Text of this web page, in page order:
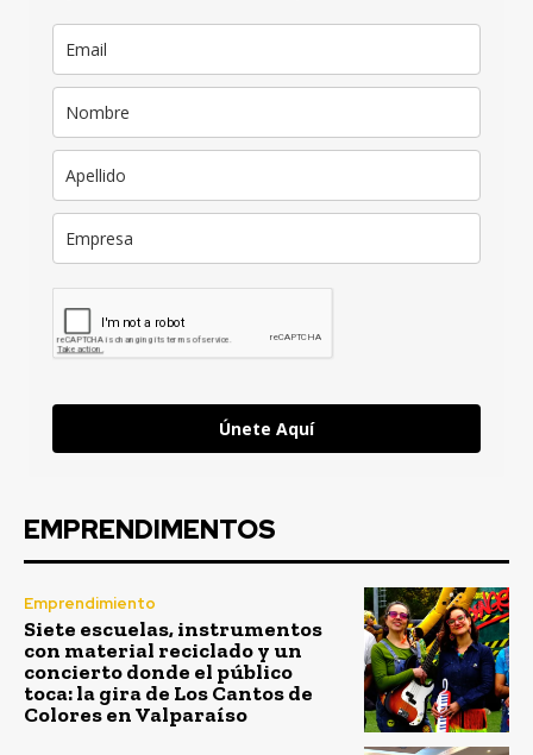
Únete Aquí
EMPRENDIMENTOS
Emprendimiento
Siete escuelas, instrumentos
con material reciclado y un
concierto donde el público
toca: la gira de Los Cantos de
Colores en Valparaíso